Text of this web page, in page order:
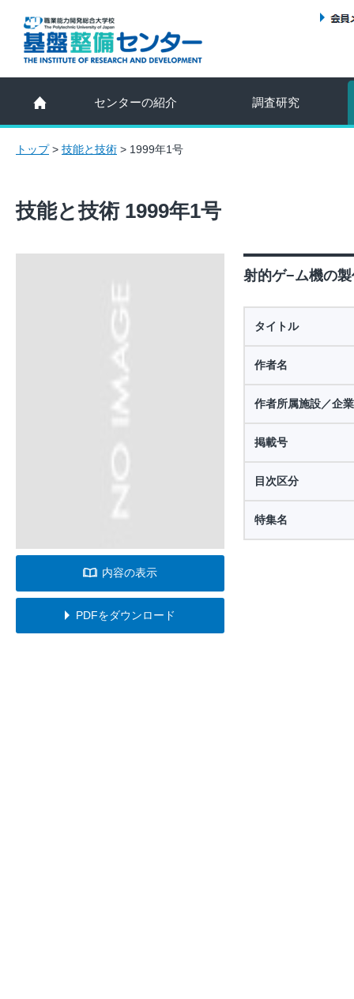
センターの紹介 調査研究
トップ> 技能と技術 > 1999年1号
技能と技術 1999年1号
内容の表示
PDFをダウンロード
射的ゲ−ム機の
タイトル
作者名
作者所属施設／企業
掲載号
目次区分
特集名